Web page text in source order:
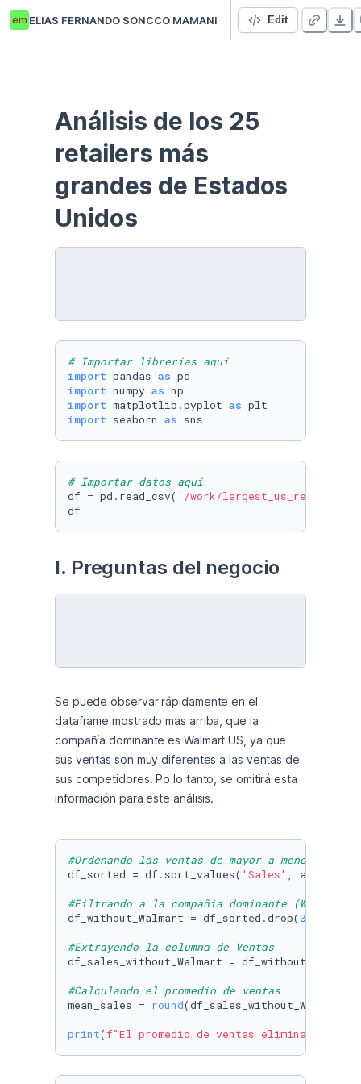
em ELIAS FERNANDO SONCCO MAMANI Proyecto Datacademy Edit
Análisis de los 25
retailers más
grandes de Estados
Unidos
# Importar librerías aquí
import pandas as
import numpy as
import matplotlib.pyplot as
import seaborn as sns
# Importar datos aquí
df = pd.read_csv( '/work/
df
I. Preguntas del negocio
Se puede observar rápidamente en el
dataframe mostrado mas arriba, que la
compañía dominante es Walmart US, ya que
sus ventas son muy diferentes a las ventas de
sus competidores. Po lo tanto, se omitirá esta
información para este análisis.
#Ordenando las ventas de mayor a menor
df_sorted = df.sort_values( 'Sales' ,
#Filtrando a la compañia dominante (Walmart
df_without_Walmart = df_sorted.drop(0
#Extrayendo la columna de Ventas
df_sales_without_Walmart =
#Calculando el promedio de ventas
mean_sales = round
print( f"El promedio de ventas eliminando a